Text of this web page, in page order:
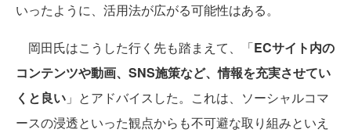
いったように、活用法が広がる可能性はある。
岡田氏はこうした行く先も踏まえて、「ECサイト内の
コンテンツや動画、SNS施策など、情報を充実させてい
くと良い 」とアドバイスした。これは、ソーシャルコマ
ースの浸透といった観点からも不可避な取り組みといえ